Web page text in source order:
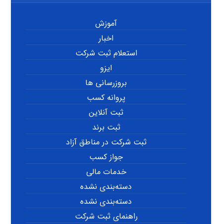
آموزش
اخبار
استعلام ثبت شرکت
ایزو
بروزرسانی ها
پروانه کسب
ثبت آنلاین
ثبت برند
ثبت شرکت در مناطق آزاد
جواز کسب
خدمات مالی
دسته‌بندی نشده
دسته‌بندی نشده
راهنمای ثبت شرکت